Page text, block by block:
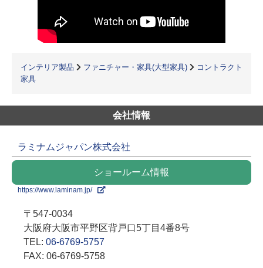
インテリア製品 ファニチャー・家具(大型家具)
コントラクト
家具
会社情報
ラミナムジャパン株式会社
ショールーム情報
https://www.laminam.jp/
〒547-0034
大阪府大阪市平野区背戸口5丁目4番8号
TEL: 06-6769-5757
FAX: 06-6769-5758